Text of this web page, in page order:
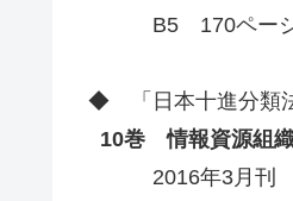
B5 170ページ
◆ 「日本十進分類
10巻 情報資源組
2016年3月刊